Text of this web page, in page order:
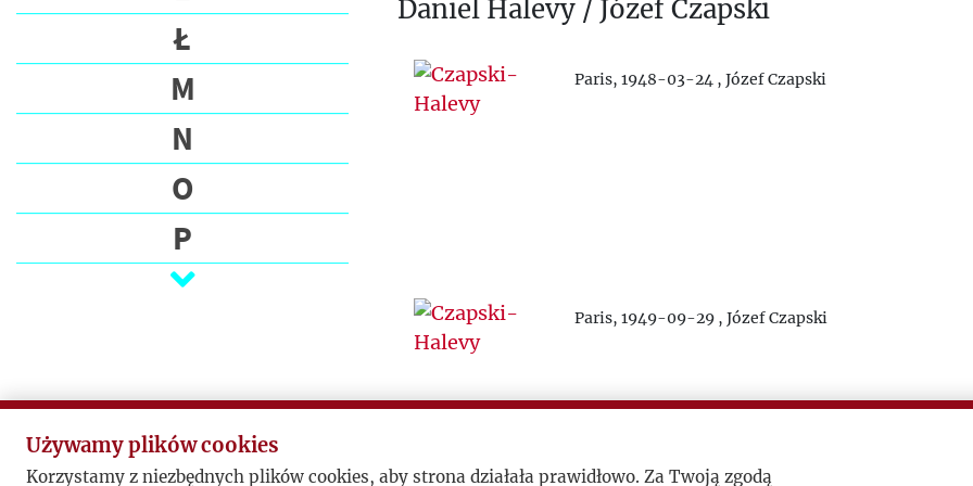
Ł
M
N
O
P
Q
S
Ś
Daniel Halevy / Józef Czapski
Paris, 1948-03-24 , Józef Czapski
Paris, 1949-09-29 , Józef Czapski
Używamy plików cookies
Korzystamy z niezbędnych plików cookies, aby strona działała prawidłowo. Za Twoją zgodą